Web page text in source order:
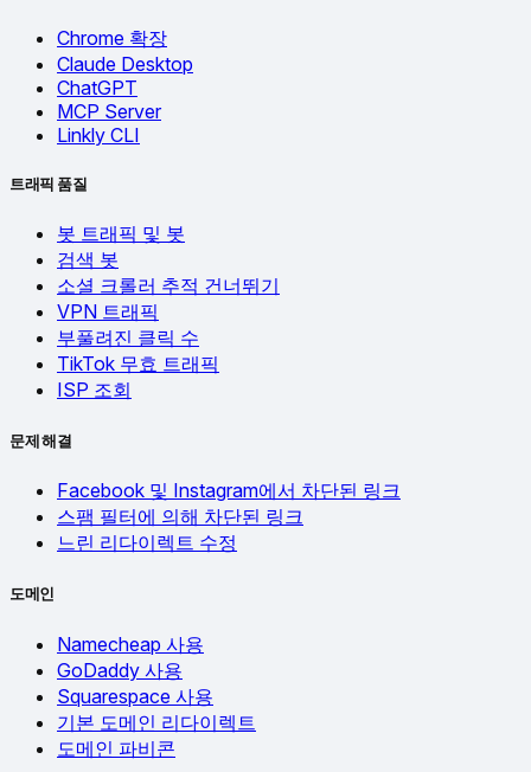
Chrome 확장
Claude Desktop
ChatGPT
MCP Server
Linkly CLI
트래픽 품질
봇 트래픽 및 봇
검색 봇
소셜 크롤러 추적 건너뛰기
VPN 트래픽
부풀려진 클릭 수
TikTok 무효 트래픽
ISP 조회
문제 해결
Facebook 및 Instagram에서 차단된 링크
스팸 필터에 의해 차단된 링크
느린 리다이렉트 수정
도메인
Namecheap 사용
GoDaddy 사용
Squarespace 사용
기본 도메인 리다이렉트
도메인 파비콘